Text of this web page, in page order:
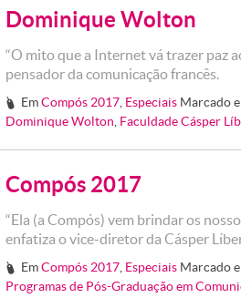
Dominique Wolton
“O mito que a Internet vá trazer paz
pensador da comunicação francês.
# EmCompós 2017 Especiais Marcado
Dominique Wolton Faculdade Cásper
Compós 2017
“Ela (a Compós) vem brindar os
enfatiza o vice-diretor da Cásper
# EmCompós 2017 Especiais Marcado
Programas de Pós-Graduação em